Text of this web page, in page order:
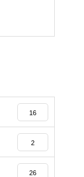
16
2
26